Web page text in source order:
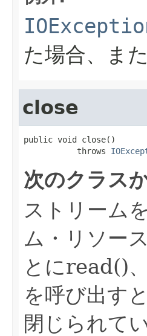
た場合、ま
close
public void close()
           throws
次のクラス
ストリーム
ム・リソー
とにread()
を呼び出す
閉じられて